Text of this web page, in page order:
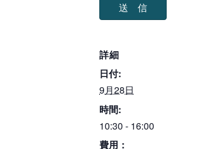
詳細
日付:
9月28日
時間:
10:30 - 16:00
費用：